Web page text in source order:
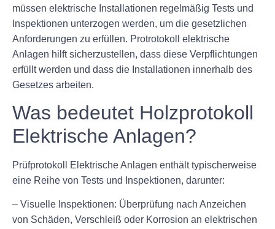
müssen elektrische Installationen regelmäßig Tests und
Inspektionen unterzogen werden, um die gesetzlichen
Anforderungen zu erfüllen. Protrotokoll elektrische
Anlagen hilft sicherzustellen, dass diese Verpflichtungen
erfüllt werden und dass die Installationen innerhalb des
Gesetzes arbeiten.
Was bedeutet Holzprotokoll
Elektrische Anlagen?
Prüfprotokoll Elektrische Anlagen enthält typischerweise
eine Reihe von Tests und Inspektionen, darunter:
– Visuelle Inspektionen: Überprüfung nach Anzeichen
von Schäden, Verschleiß oder Korrosion an elektrischen